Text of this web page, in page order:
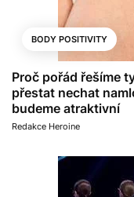
BODY POSITIVITY
Proč pořád řešíme
přestat nechat
budeme atraktivní
Redakce Heroine